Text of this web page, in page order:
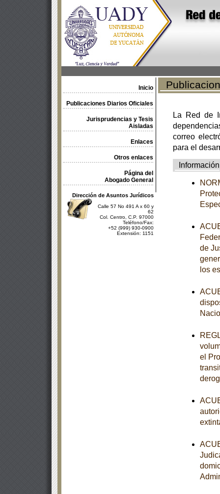
Inicio
Publicaciones Diarios Oficiales
Jurisprudencias y Tesis
Aisladas
Enlaces
Otros enlaces
Página del
Abogado General
Dirección de Asuntos Jurídicos
Calle 57 No 491 A x 60 y
62
Col. Centro, C.P. 97000
Teléfono/Fax:
+52 (999) 930-0900
Extensión: 1151
La Red de
correo
para el
Información
de
los
el